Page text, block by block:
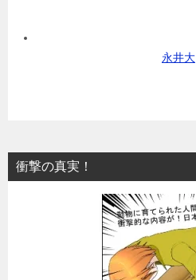
永井大
衝撃の真実！